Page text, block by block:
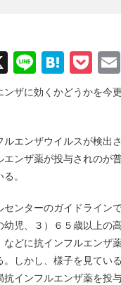
X Line
ザに効くかどうかを今
エンザウイルスが検出
ンザ薬が投与されのが
。
ンターのガイドライン
児、３）６５歳以上の
どに抗インフルエンザ
しかし、様子を見てい
インフルエンザ薬を投